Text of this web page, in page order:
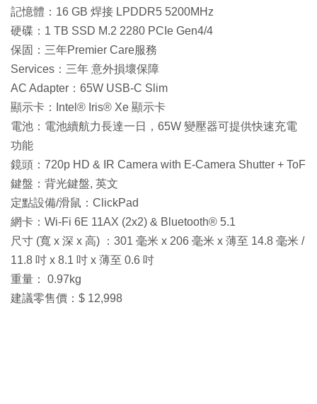
記憶體：16 GB 焊接 LPDDR5 5200MHz
硬碟：1 TB SSD M.2 2280 PCIe Gen4/4
保固：三年Premier Care服務
Services：三年 意外損壞保障
AC Adapter：65W USB-C Slim
顯示卡：Intel® Iris® Xe 顯示卡
電池：電池續航力長達一日，65W 變壓器可提供快速充電
功能
鏡頭：720p HD & IR Camera with E-Camera Shutter + ToF
鍵盤：背光鍵盤, 英文
定點設備/滑鼠：ClickPad
網卡：Wi-Fi 6E 11AX (2x2) & Bluetooth® 5.1
尺寸 (寬 x 深 x 高) ：301 毫米 x 206 毫米 x 薄至 14.8 毫米 /
11.8 吋 x 8.1 吋 x 薄至 0.6 吋
重量： 0.97kg
建議零售價：$ 12,998